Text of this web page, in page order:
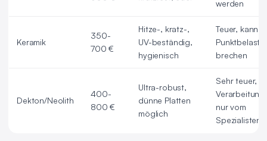
werden
Keramik
350-
700 €
Hitze-, kratz-,
UV-beständig,
hygienisch
Teuer, kann
brechen
Dekton/Neolith
400-
800 €
Ultra-robust,
dünne Platten
möglich
Sehr teuer,
Verarbeitung
nur vom
Spezialisten